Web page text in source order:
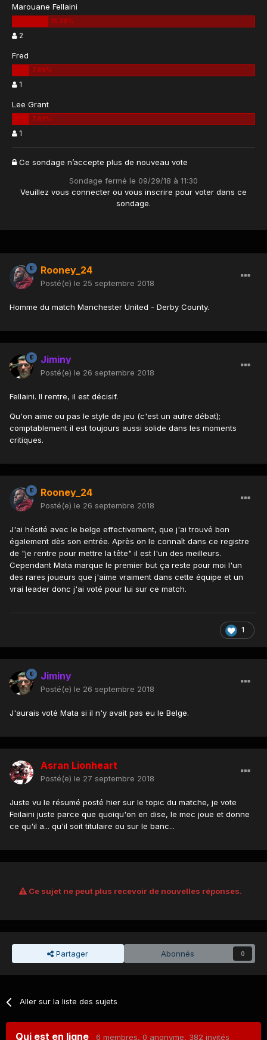
Marouane Fellaini
2
Fred
1
Lee Grant
1
Ce sondage n’accepte plus de nouveau vote
Veuillez vous connecter ou vous inscrire pour voter dans ce
sondage.
Sondage fermé le 09/29/18 à 11:30
Rooney_24
Posté(e) le 25 septembre 2018
Homme du match Manchester United - Derby County.
Jiminy
Posté(e) le 26 septembre 2018
Fellaini. Il rentre, il est décisif.
Qu'on aime ou pas le style de jeu (c'est un autre débat);
comptablement il est toujours aussi solide dans les moments
critiques.
Rooney_24
Posté(e) le 26 septembre 2018
J'ai hésité avec le belge effectivement, que j'ai trouvé bon
également dès son entrée. Après on le connaît dans ce registre
de "je rentre pour mettre la tête" il est l'un des meilleurs.
Cependant Mata marque le premier but ça reste pour moi l'un
des rares joueurs que j'aime vraiment dans cette équipe et un
vrai leader donc j'ai voté pour lui sur ce match.
1
Jiminy
Posté(e) le 26 septembre 2018
J'aurais voté Mata si il n'y avait pas eu le Belge.
Asran Lionheart
Posté(e) le 27 septembre 2018
Juste vu le résumé posté hier sur le topic du matche, je vote
Feilaini juste parce que quoiqu'on en dise, le mec joue et donne
ce qu'il a... qu'il soit titulaire ou sur le banc...
Ce sujet ne peut plus recevoir de nouvelles réponses.
Partager Abonnés 0
Aller sur la liste des sujets
Qui est en ligne 6 membres, 0 anonyme, 382 invités